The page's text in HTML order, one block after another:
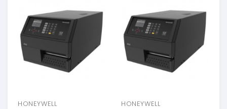
HONEYWELL HONEYWELL